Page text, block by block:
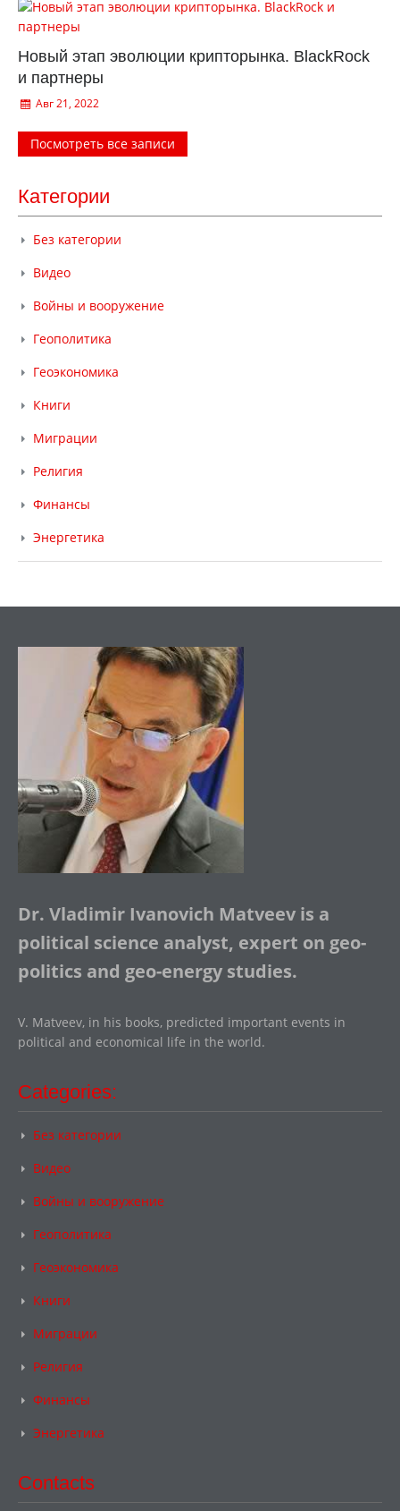
Новый этап эволюции крипторынка. BlackRock
и партнеры
Авг 21, 2022
Посмотреть все записи
Категории
Без категории
Видео
Войны и вооружение
Геополитика
Геоэкономика
Книги
Миграции
Религия
Финансы
Энергетика
Dr. Vladimir Ivanovich Matveev is a
political science analyst, expert on geo-
politics and geo-energy studies.
V. Matveev, in his books, predicted important events in
political and economical life in the world.
Categories:
Без категории
Видео
Войны и вооружение
Геополитика
Геоэкономика
Книги
Миграции
Религия
Финансы
Энергетика
Contacts